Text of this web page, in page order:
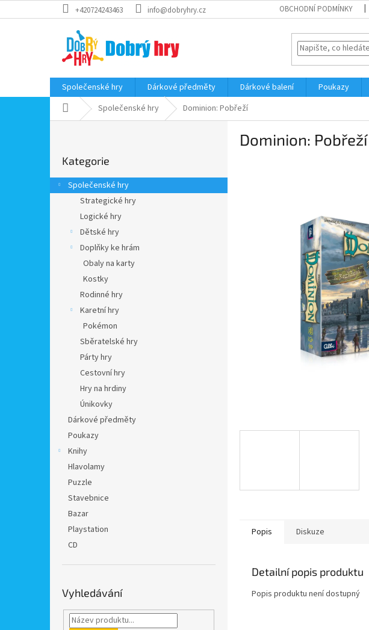
na
+420724243463 info@dobryhry.cz OBCHODNÍ PODMÍNKY
Společenské hry Dárkové předměty Dárkové balení Poukazy
Domů Společenské hry Dominion: Pobřeží
r
a
kategorie
Kategorie
Společenské hry
Strategické hry
Logické hry
Dětské hry
Doplňky ke hrám
Obaly na karty
Kostky
Rodinné hry
Karetní hry
Pokémon
Sběratelské hry
Párty hry
Cestovní hry
Hry na hrdiny
Únikovky
Dárkové předměty
Poukazy
Knihy
Hlavolamy
Puzzle
Stavebnice
Bazar
Playstation
CD
Vyhledávání
Dominion: Pobřeží
Popis Diskuze
Detailní popis produktu
Popis produktu není dostupný